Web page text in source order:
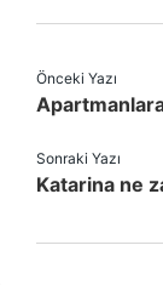
Önceki Yazı
Sonraki Yazı
Katarina ne